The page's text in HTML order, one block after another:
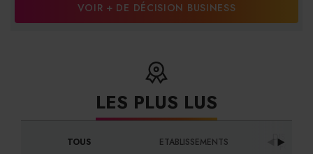
VOIR + DE DÉCISION BUSINESS
LES PLUS LUS
TOUS ETABLISSEMENTS